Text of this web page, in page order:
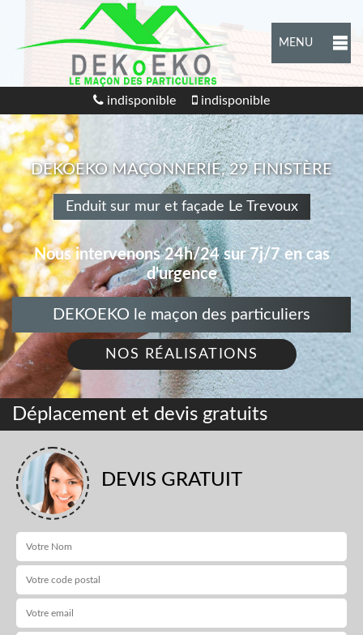
MENU
indisponible indisponible
DEKOEKO MAÇONNERIE, 29 FINISTÈRE
Enduit sur mur et façade Le Trevoux
Nous intervenons 24h/24 sur 7j/7 en cas
d'urgence
DEKOEKO le maçon des particuliers
NOS RÉALISATIONS
Déplacement et devis gratuits
DEVIS GRATUIT